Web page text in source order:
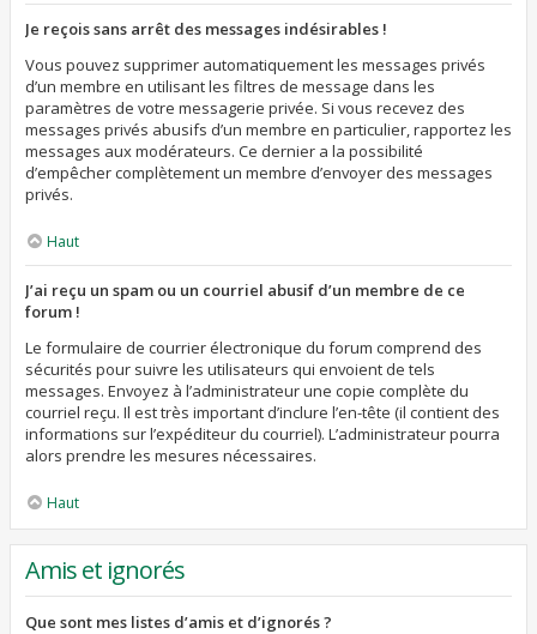
Je reçois sans arrêt des messages indésirables !
Vous pouvez supprimer automatiquement les messages privés
d’un membre en utilisant les filtres de message dans les
paramètres de votre messagerie privée. Si vous recevez des
messages privés abusifs d’un membre en particulier, rapportez les
messages aux modérateurs. Ce dernier a la possibilité
d’empêcher complètement un membre d’envoyer des messages
privés.
Haut
J’ai reçu un spam ou un courriel abusif d’un membre de ce
forum !
Le formulaire de courrier électronique du forum comprend des
sécurités pour suivre les utilisateurs qui envoient de tels
messages. Envoyez à l’administrateur une copie complète du
courriel reçu. Il est très important d’inclure l’en-tête (il contient des
informations sur l’expéditeur du courriel). L’administrateur pourra
alors prendre les mesures nécessaires.
Haut
Amis et ignorés
Que sont mes listes d’amis et d’ignorés ?